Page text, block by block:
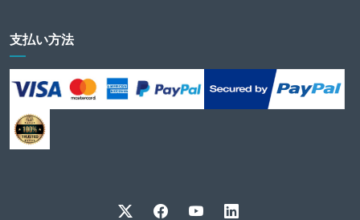
支払い方法